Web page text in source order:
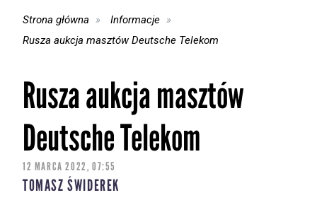
Strona główna
Informacje
Rusza aukcja masztów Deutsche Telekom
Rusza aukcja masztów
Deutsche Telekom
12 MARCA 2022, 07:55
TOMASZ ŚWIDEREK